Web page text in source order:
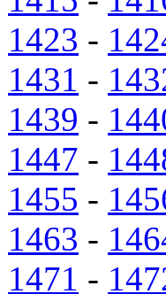
1423 -
1431 -
1439 -
1447 -
1455 -
1463 -
1471 -